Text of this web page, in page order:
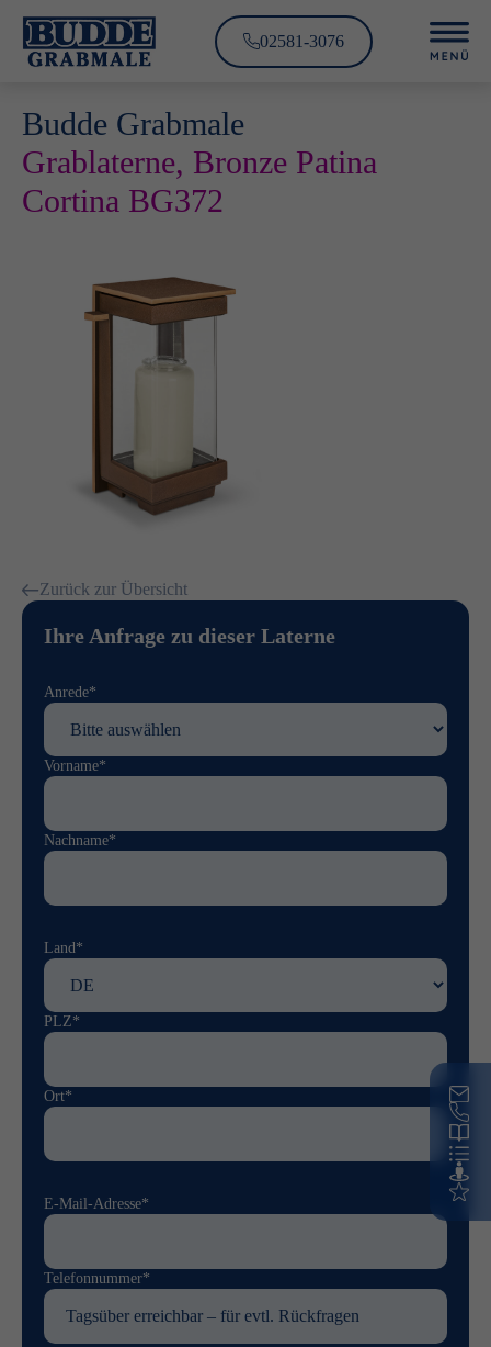
02581-3076
Budde Grabmale
Grablaterne, Bronze Patina
Cortina BG372
Zurück zur Übersicht
Ihre Anfrage zu dieser Laterne
Anrede*
Vorname*
Nachname*
Land*
PLZ*
Ort*
E-Mail-Adresse*
Telefonnummer*